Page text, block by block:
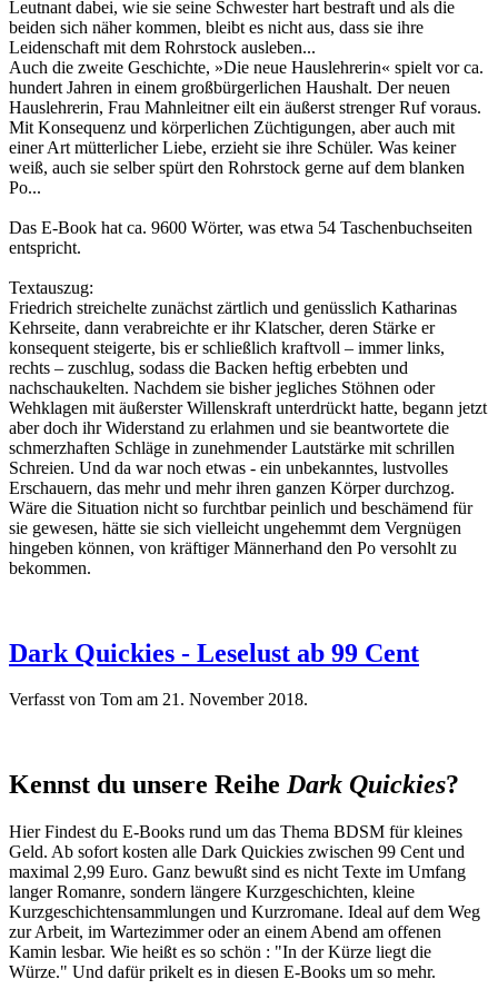
Leutnant dabei, wie sie seine Schwester hart bestraft und als die
beiden sich näher kommen, bleibt es nicht aus, dass sie ihre
Leidenschaft mit dem Rohrstock ausleben...
Auch die zweite Geschichte, »Die neue Hauslehrerin« spielt vor ca.
hundert Jahren in einem großbürgerlichen Haushalt. Der neuen
Hauslehrerin, Frau Mahnleitner eilt ein äußerst strenger Ruf voraus.
Mit Konsequenz und körperlichen Züchtigungen, aber auch mit
einer Art mütterlicher Liebe, erzieht sie ihre Schüler. Was keiner
weiß, auch sie selber spürt den Rohrstock gerne auf dem blanken
Po...
Das E-Book hat ca. 9600 Wörter, was etwa 54 Taschenbuchseiten
entspricht.
Textauszug:
Friedrich streichelte zunächst zärtlich und genüsslich Katharinas
Kehrseite, dann verabreichte er ihr Klatscher, deren Stärke er
konsequent steigerte, bis er schließlich kraftvoll – immer links,
rechts – zuschlug, sodass die Backen heftig erbebten und
nachschaukelten. Nachdem sie bisher jegliches Stöhnen oder
Wehklagen mit äußerster Willenskraft unterdrückt hatte, begann jetzt
aber doch ihr Widerstand zu erlahmen und sie beantwortete die
schmerzhaften Schläge in zunehmender Lautstärke mit schrillen
Schreien. Und da war noch etwas - ein unbekanntes, lustvolles
Erschauern, das mehr und mehr ihren ganzen Körper durchzog.
Wäre die Situation nicht so furchtbar peinlich und beschämend für
sie gewesen, hätte sie sich vielleicht ungehemmt dem Vergnügen
hingeben können, von kräftiger Männerhand den Po versohlt zu
bekommen.
Dark Quickies - Leselust ab 99 Cent
Verfasst von Tom am 21. November 2018.
Kennst du unsere Reihe Dark Quickies?
Hier Findest du E-Books rund um das Thema BDSM für kleines
Geld. Ab sofort kosten alle Dark Quickies zwischen 99 Cent und
maximal 2,99 Euro. Ganz bewußt sind es nicht Texte im Umfang
langer Romanre, sondern längere Kurzgeschichten, kleine
Kurzgeschichtensammlungen und Kurzromane. Ideal auf dem Weg
zur Arbeit, im Wartezimmer oder an einem Abend am offenen
Kamin lesbar. Wie heißt es so schön : "In der Kürze liegt die
Würze." Und dafür prikelt es in diesen E-Books um so mehr.